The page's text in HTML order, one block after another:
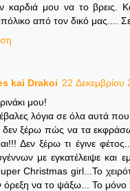
καρδιά μου να το βρεις.
από τον δικό μας....
kai Drakoi 22 Δεκεμβρίου
μου!
λόγια σε όλα αυτά
δεν ξέρω πώς να τα
Δεν ξέρω τι έγινε
με εγκατέλειψε και
Christmas girl...Το
όρεξη να το ψάξω... Το μόνο